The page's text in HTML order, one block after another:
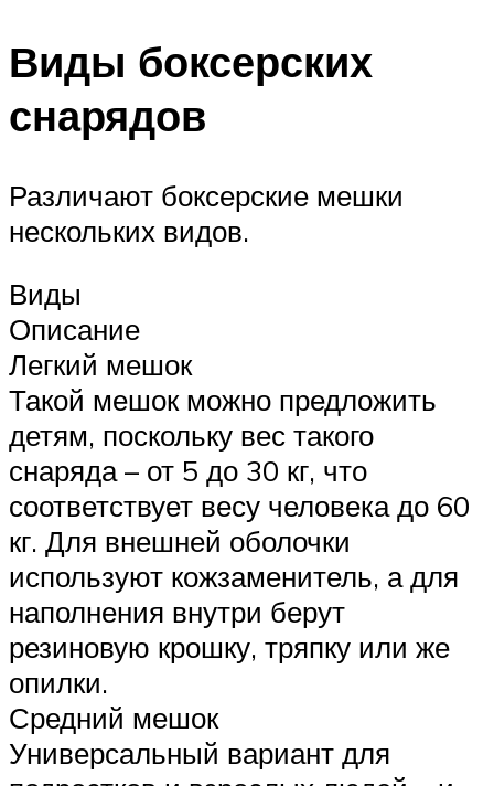
Виды боксерских
снарядов
Различают боксерские мешки
нескольких видов.
Виды
Описание
Легкий мешок
Такой мешок можно предложить
детям, поскольку вес такого
снаряда – от 5 до 30 кг, что
соответствует весу человека до 60
кг. Для внешней оболочки
используют кожзаменитель, а для
наполнения внутри берут
резиновую крошку, тряпку или же
опилки.
Средний мешок
Универсальный вариант для